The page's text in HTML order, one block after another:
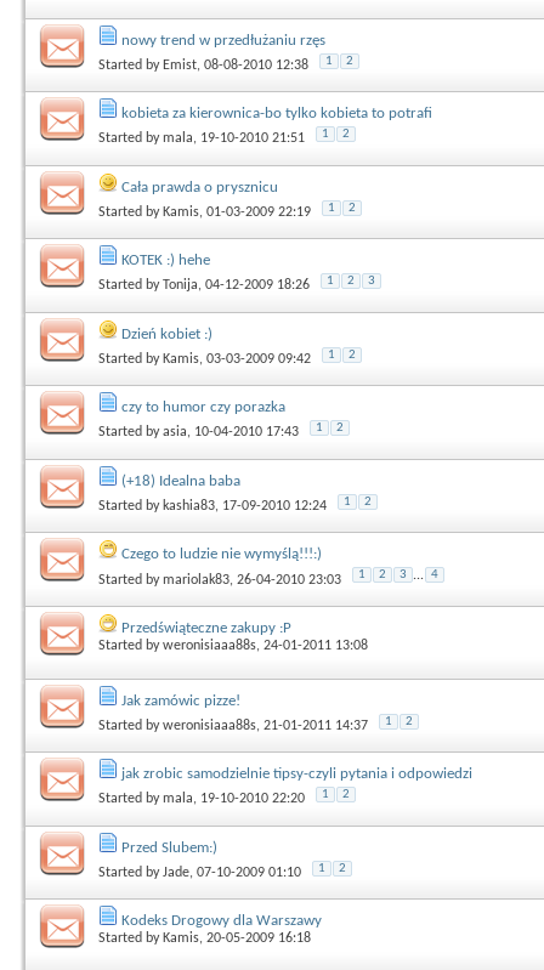
nowy trend w przedłużaniu rzęs
Started by Emist, 08-08-2010 12:38 1 2
kobieta za kierownica-bo tylko kobieta to potrafi
Started bymala, 19-10-2010 21:51 1 2
Cała prawda o prysznicu
Started by Kamis, 01-03-2009 22:19 1 2
KOTEK :) hehe
Started byTonija, 04-12-2009 18:26 1 2 3
Dzień kobiet :)
Started by Kamis, 03-03-2009 09:42 1 2
czy to humor czy porazka
Started byasia, 10-04-2010 17:43 1 2
(+18) Idealna baba
Started by kashia83, 17-09-2010 12:24 1 2
Czego to ludzie nie wymyślą!!!:)
Started bymariolak83, 26-04-2010 23:03 1 2 3 ... 4
Przedświąteczne zakupy :P
Started byweronisiaaa88s, 24-01-2011 13:08
Jak zamówic pizze!
Started byweronisiaaa88s, 21-01-2011 14:37 1 2
jak zrobic samodzielnie tipsy-czyli pytania i odpowiedzi
Started bymala, 19-10-2010 22:20 1 2
Przed Slubem:)
Started byJade, 07-10-2009 01:10 1 2
Kodeks Drogowy dla Warszawy
Started by Kamis, 20-05-2009 16:18